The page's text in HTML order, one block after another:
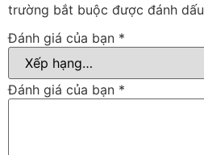
trường bắt buộc được đánh dấu
Đánh giá của bạn *
Đánh giá của bạn *